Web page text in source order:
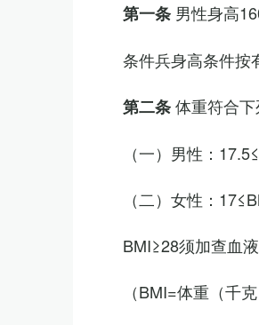
第一条 男性身高
条件兵身高条件按
第二条体重符合下
（一）男性：
（二）女性：
BMI≥28须加查血
（BMI=体重（千